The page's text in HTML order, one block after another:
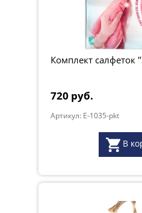
Комплект
720 руб.
Артикул: E-1035-pkt
В